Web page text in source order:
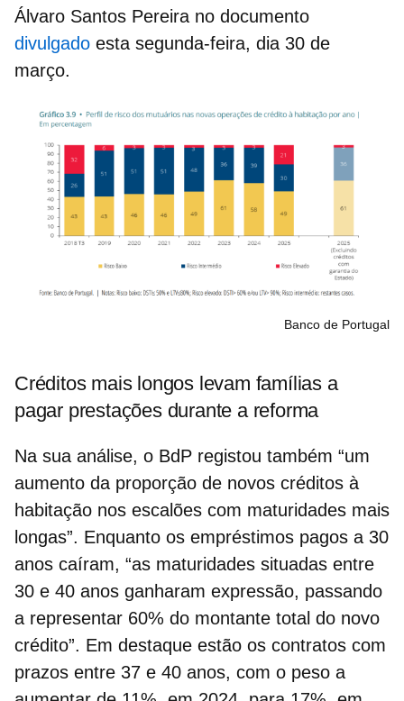
Álvaro Santos Pereira no documento
divulgado esta segunda-feira, dia 30 de
março.
Banco de Portugal
Créditos mais longos levam famílias a
pagar prestações durante a reforma
Na sua análise, o BdP registou também “um
aumento da proporção de novos créditos à
habitação nos escalões com maturidades mais
longas”. Enquanto os empréstimos pagos a 30
anos caíram, “as maturidades situadas entre
30 e 40 anos ganharam expressão, passando
a representar 60% do montante total do novo
crédito”. Em destaque estão os contratos com
prazos entre 37 e 40 anos, com o peso a